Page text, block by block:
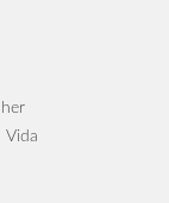
Vida